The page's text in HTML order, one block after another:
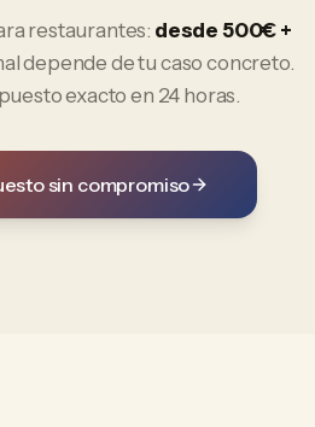
restaurantes: desde 500€ +
depende de tu caso concreto.
exacto en 24 horas.
sin compromiso